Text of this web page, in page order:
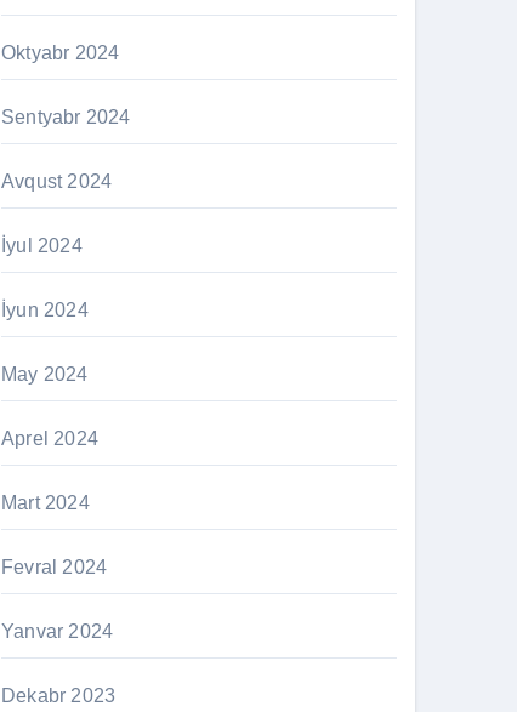
Oktyabr 2024
Sentyabr 2024
Avqust 2024
İyul 2024
İyun 2024
May 2024
Aprel 2024
Mart 2024
Fevral 2024
Yanvar 2024
Dekabr 2023